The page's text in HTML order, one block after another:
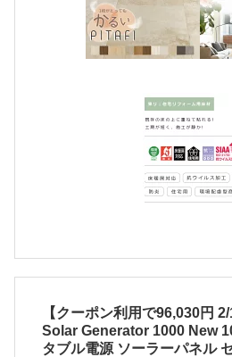
【クーポン利用で96,030円
Solar Generator 1000 New
タブル電源 ソーラーパネル